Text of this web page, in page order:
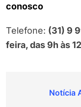
conosco
Telefone: (31) 9
feira, das 9h às
Navegação